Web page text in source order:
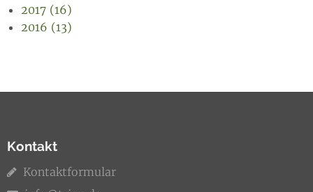
2017 (16)
2016 (13)
Kontakt
Kontaktformular